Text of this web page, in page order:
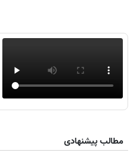
مطالب پیشنهادی